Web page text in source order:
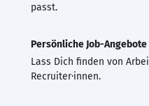
passt.
Persönliche Job-Angebote
Lass Dich finden von
Recruiter·innen.